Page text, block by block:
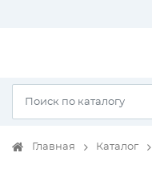
Главная Каталог